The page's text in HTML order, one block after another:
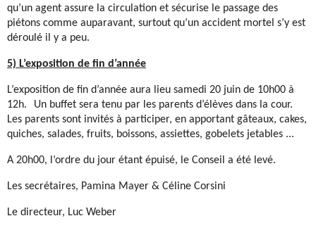
qu’un agent assure la circulation et sécurise le passage des
piétons comme auparavant, surtout qu’un accident mortel s’y est
déroulé il y a peu.
5) L’exposition de fin d’année
L’exposition de fin d’année aura lieu samedi 20 juin de 10h00 à
12h. Un buffet sera tenu par les parents d’élèves dans la cour.
Les parents sont invités à participer, en apportant gâteaux, cakes,
quiches, salades, fruits, boissons, assiettes, gobelets jetables ...
A 20h00, l’ordre du jour étant épuisé, le Conseil a été levé.
Les secrétaires, Pamina Mayer & Céline Corsini
Le directeur, Luc Weber